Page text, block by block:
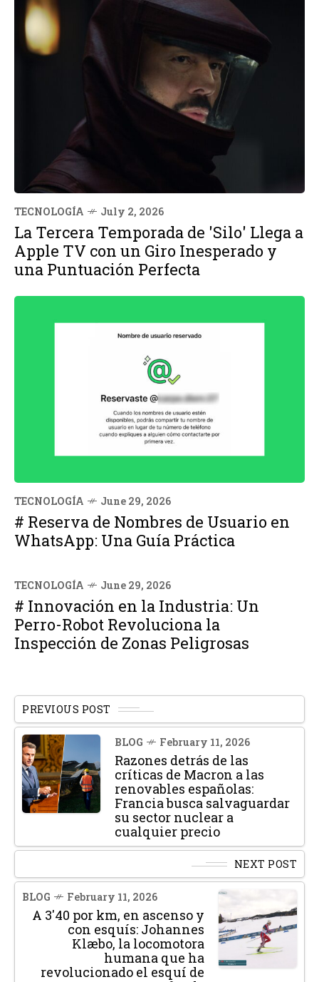
TECNOLOGÍA July 2, 2026
La Tercera Temporada de 'Silo' Llega a
Apple TV con un Giro Inesperado y
una Puntuación Perfecta
TECNOLOGÍA June 29, 2026
# Reserva de Nombres de Usuario en
WhatsApp: Una Guía Práctica
TECNOLOGÍA June 29, 2026
# Innovación en la Industria: Un
Perro-Robot Revoluciona la
Inspección de Zonas Peligrosas
PREVIOUS POST
BLOG February 11, 2026
Razones detrás de las
críticas de Macron a las
renovables españolas:
Francia busca salvaguardar
su sector nuclear a
cualquier precio
NEXT POST
BLOG February 11, 2026
A 3'40 por km, en ascenso y
con esquís: Johannes
Klæbo, la locomotora
humana que ha
revolucionado el esquí de